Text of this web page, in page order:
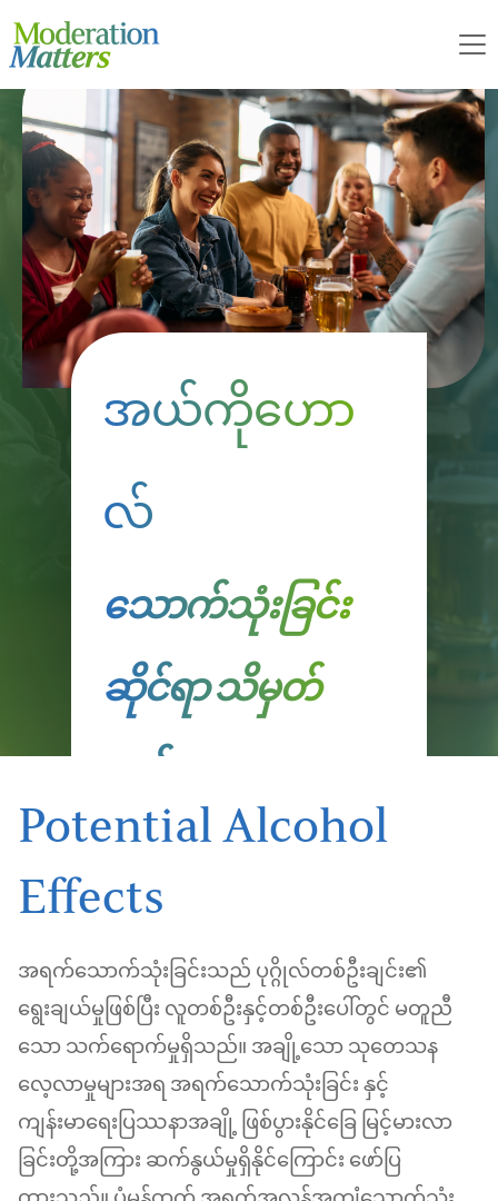
main
content
Open
အယ်ကိုဟော
လ်
သောက်သုံးခြင်း
ဆိုင်ရာ သိမှတ်
Potential Alcohol
Effects
အရက်သောက်သုံးခြင်းသည် ပုဂ္ဂိုလ်တစ်ဦးချင်း၏
ရွေးချယ်မှုဖြစ်ပြီး လူတစ်ဦးနှင့်တစ်ဦးပေါ်တွင် မတူညီ
သော သက်ရောက်မှုရှိသည်။ အချို့သော သုတေသန
လေ့လာမှုများအရ အရက်သောက်သုံးခြင်း နှင့်
ကျန်းမာရေးပြဿနာအချို့ ဖြစ်ပွားနိုင်ခြေ မြင့်မားလာ
ခြင်းတို့အကြား ဆက်နွယ်မှုရှိနိုင်ကြောင်း ဖော်ပြ